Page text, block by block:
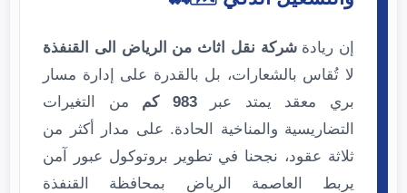
إن ريادةشركة نقل اثاث من الرياض الى القنفذة
لا تُقاس بالشعارات، بل بالقدرة على إدارة مسار
بري معقد يمتد عبر983 كم
من التغيرات
التضاريسية والمناخية الحادة. على مدار أكثر من
ثلاثة عقود، نجحنا في تطوير بروتوكول عبور آمن
يربط العاصمة الرياض بمحافظة القنفذة